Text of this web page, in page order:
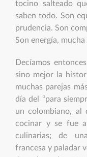
tocino salteado
saben todo. Son
prudencia. Son
Son energía, mucha
Decíamos
sino mejor la
muchas parejas
día del “para
un colombiano, al
cocinar y se fue
culinarias; de
francesa y paladar